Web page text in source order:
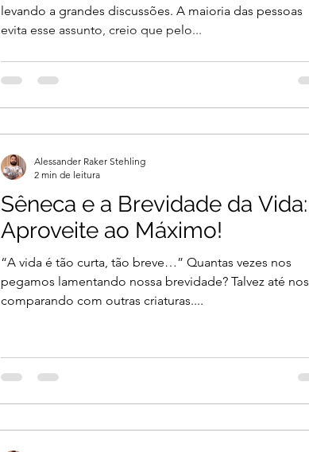
levando a grandes discussões. A maioria das pessoas
evita esse assunto, creio que pelo...
Sêneca e a Brevidade da Vida:
Aproveite ao Máximo!
“A vida é tão curta, tão breve…” Quantas vezes nos
pegamos lamentando nossa brevidade? Talvez até nos
comparando com outras criaturas....
Alessander Raker Stehling
2 min de leitura